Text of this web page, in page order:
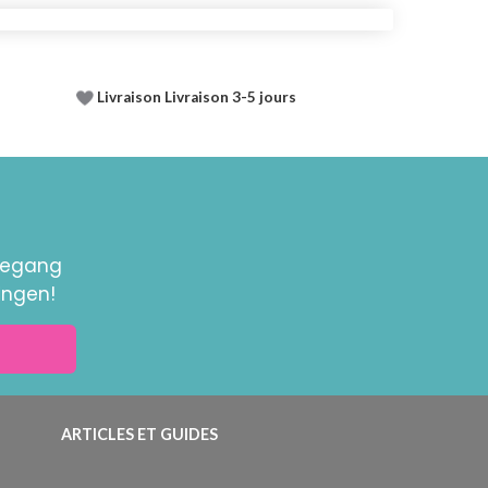
Livraison Livraison 3-5 jours
ARTICLES ET GUIDES